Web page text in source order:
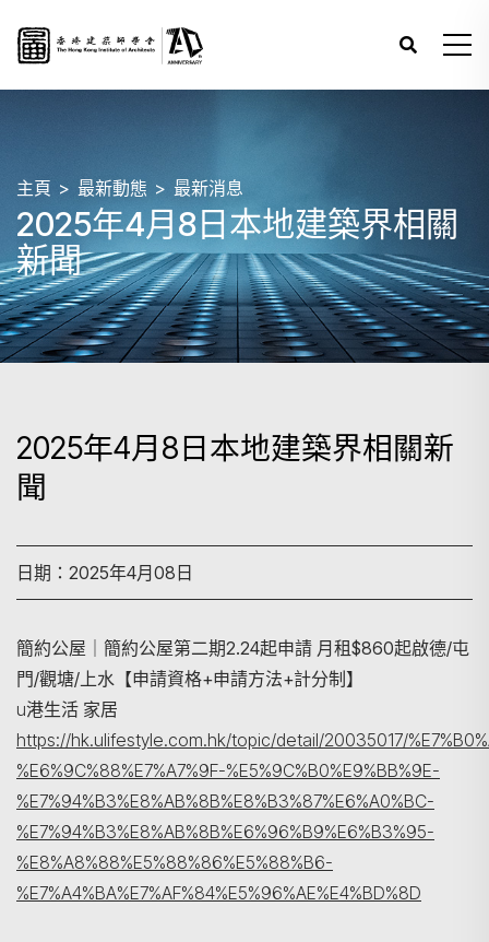
主頁 最新動態 最新消息
2025年4月8日本地建築界相關
新聞
2025年4月8日本地建築界相關新
聞
日期：2025年4月08日
簡約公屋｜簡約公屋第二期2.24起申請 月租$860起啟德/屯
門/觀塘/上水【申請資格+申請方法+計分制】
u港生活 家居
https://hk.ulifestyle.com.hk/topic/detail/20035017/
%E6%9C%88%E7%A7%9F-%E5%9C%B0%E9%BB%9E-
%E7%94%B3%E8%AB%8B%E8%B3%87%E6%A0%BC-
%E7%94%B3%E8%AB%8B%E6%96%B9%E6%B3%95-
%E8%A8%88%E5%88%86%E5%88%B6-
%E7%A4%BA%E7%AF%84%E5%96%AE%E4%BD%8D